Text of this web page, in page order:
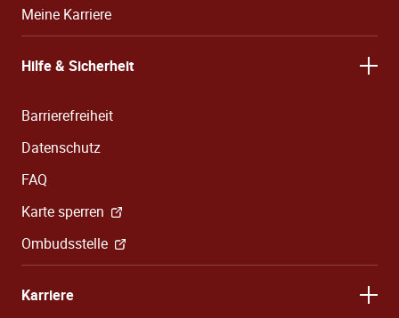
Meine Karriere
Hilfe & Sicherheit
Barrierefreiheit
Datenschutz
FAQ
Karte sperren
Ombudsstelle
Karriere